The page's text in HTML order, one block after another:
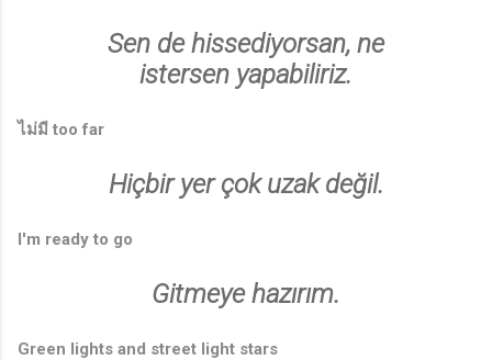
Sen de hissediyorsan, ne
istersen yapabiliriz.
ไม่มี too far
Hiçbir yer çok uzak değil.
I'm ready to go
Gitmeye hazırım.
Green lights and street light stars